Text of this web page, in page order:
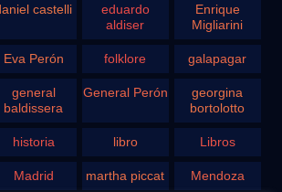
castelli
eduardo
aldiser
Enrique
Migliarini
Eva Perón folklore galapagar
general
baldissera
General Perón
georgina
bortolotto
historia libro Libros
Madrid martha piccat Mendoza